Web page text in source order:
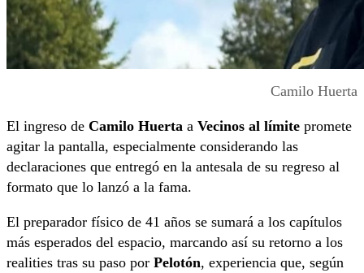
Camilo Huerta
El ingreso de Camilo Huerta a Vecinos al límite promete
agitar la pantalla, especialmente considerando las
declaraciones que entregó en la antesala de su regreso al
formato que lo lanzó a la fama.
El preparador físico de 41 años se sumará a los capítulos
más esperados del espacio, marcando así su retorno a los
realities tras su paso por Pelotón, experiencia que, según